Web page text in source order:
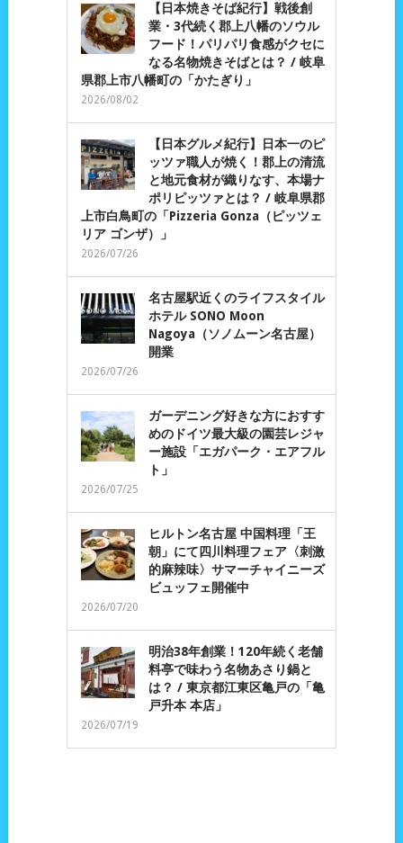
【日本焼きそば紀行】戦後創
業・3代続く郡上八幡のソウル
フード！パリパリ食感がクセに
なる名物焼きそばとは？ / 岐阜
県郡上市八幡町の「かたぎり」
2026/08/02
【日本グルメ紀行】日本一のピ
ッツァ職人が焼く！郡上の清流
と地元食材が織りなす、本場ナ
ポリピッツァとは？ / 岐阜県郡
上市白鳥町の「Pizzeria Gonza（ピッツェ
リア ゴンザ）」
2026/07/26
名古屋駅近くのライフスタイル
ホテル SONO Moon
Nagoya（ソノムーン名古屋）
開業
2026/07/26
ガーデニング好きな方におすす
めのドイツ最大級の園芸レジャ
ー施設「エガパーク・エアフル
ト」
2026/07/25
ヒルトン名古屋 中国料理「王
朝」にて四川料理フェア〈刺激
的麻辣味〉サマーチャイニーズ
ビュッフェ開催中
2026/07/20
明治38年創業！120年続く老舗
料亭で味わう名物あさり鍋と
は？ / 東京都江東区亀戸の「亀
戸升本 本店」
2026/07/19